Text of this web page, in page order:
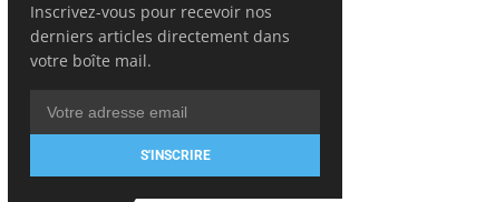
Inscrivez-vous pour recevoir nos
derniers articles directement dans
votre boîte mail.
S'INSCRIRE